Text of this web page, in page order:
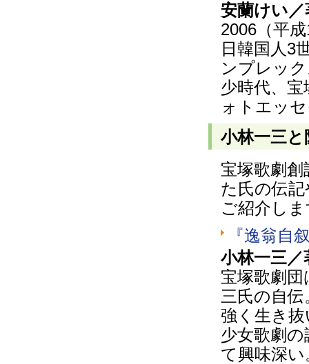
安蘭けい
2006（平
日韓国人3
ンプレッ
少時代、
ォトエッ
小林一三と
宝塚歌劇
た氏の伝
ご紹介し
『逸翁自
小林一三
宝塚歌劇
三氏の自
強く生き
少女歌劇
て興味深い